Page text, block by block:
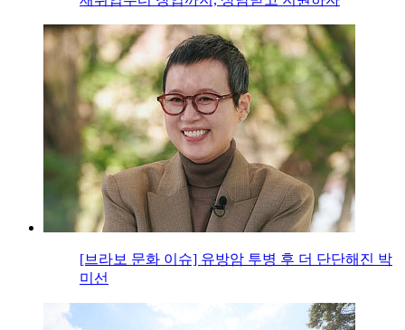
[브라보 문화 이슈] 유방암 투병 후 더 단단해진 박
미선